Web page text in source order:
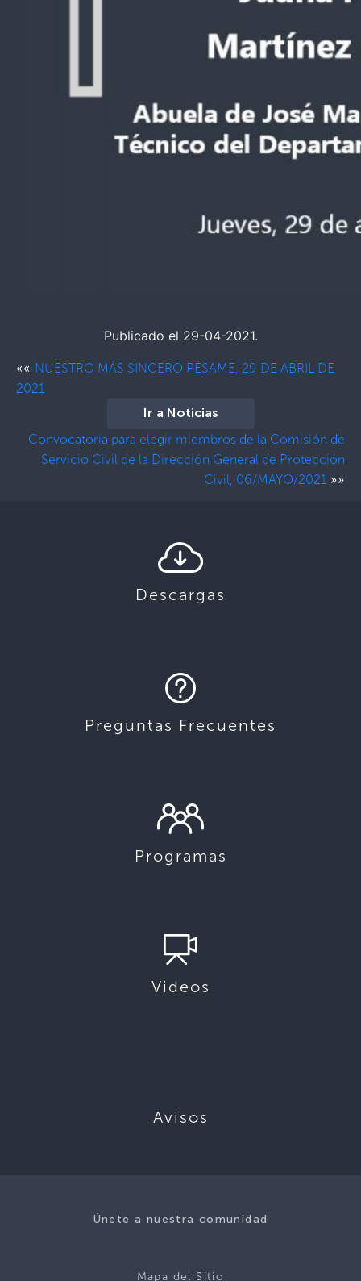
Publicado el 29-04-2021.
«« NUESTRO MÁS SINCERO PÉSAME, 29 DE ABRIL DE
2021
Ir a Noticias
Convocatoria para elegir miembros de la Comisión de
Servicio Civil de la Dirección General de Protección
Civil, 06/MAYO/2021 »»
Descargas
Preguntas Frecuentes
Programas
Videos
Avisos
Únete a nuestra comunidad
Mapa del Sitio